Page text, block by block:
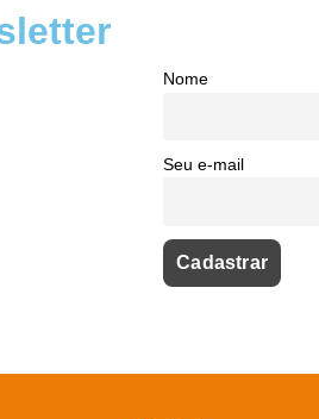
Nome
Seu e-mail